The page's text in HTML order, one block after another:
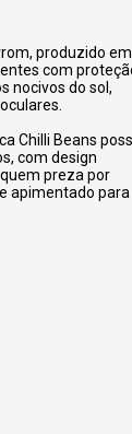
produzido em
com
nocivos do sol,
Chilli Beans
com design
preza por
apimentado para